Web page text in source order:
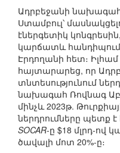
Ադրբեջանի նախագահ
Ստամբուլ՝
էներգետիկ
կարճատև
Էրդողանի հետ։
հայտարարեց, որ
տնտեսությունում
նախագահ Ռովնագ
մինչև 2023թ.
ներդրումները պետք է
SOCAR-ը $18 մլրդ-ով
ծավալի մոտ 20%-ը։